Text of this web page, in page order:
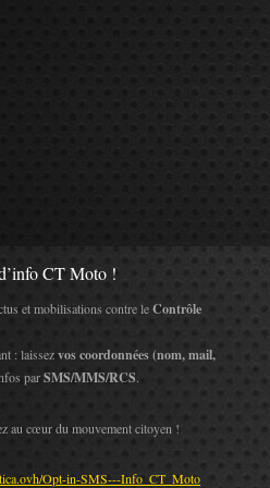
CT Moto !
et mobilisations contre leContrôle
: laissezvos coordonnées (nom, mail,
parSMS/MMS/RCS.
au cœur du mouvement citoyen !
Opt-in-SMS---Info_CT_Moto